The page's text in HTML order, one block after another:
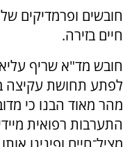
חובשים ופרמדיקים
חיים בזירה.
חובש מד"א שריף
לפתע תחושת עקיצה
מהר מאוד הבנו כי
התערבות רפואית